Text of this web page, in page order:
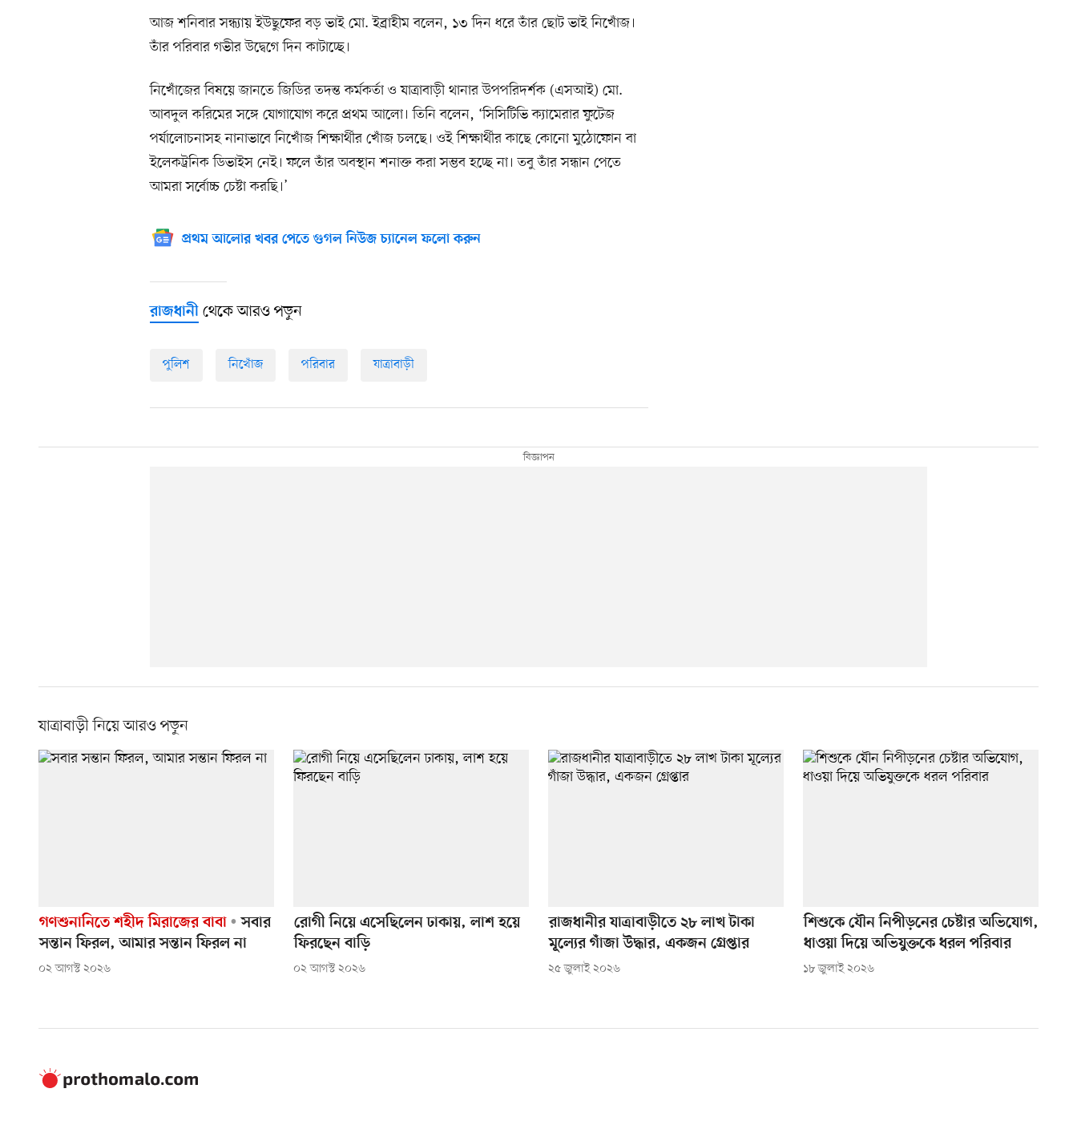
আজ শনিবার সন্ধ্যায় ইউছুফের বড় ভাই মো. ইব্রাহীম বলেন, ১৩ দিন ধরে তাঁর ছোট ভাই নিখোঁজ।
তাঁর পরিবার গভীর উদ্বেগে দিন কাটাচ্ছে।
নিখোঁজের বিষয়ে জানতে জিডির তদন্ত কর্মকর্তা ও যাত্রাবাড়ী থানার উপপরিদর্শক (এসআই) মো.
আবদুল করিমের সঙ্গে যোগাযোগ করে প্রথম আলো। তিনি বলেন, ‘সিসিটিভি ক্যামেরার ফুটেজ
পর্যালোচনাসহ নানাভাবে নিখোঁজ শিক্ষার্থীর খোঁজ চলছে। ওই শিক্ষার্থীর কাছে কোনো মুঠোফোন বা
ইলেকট্রনিক ডিভাইস নেই। ফলে তাঁর অবস্থান শনাক্ত করা সম্ভব হচ্ছে না। তবু তাঁর সন্ধান পেতে
আমরা সর্বোচ্চ চেষ্টা করছি।’
প্রথম আলোর খবর পেতে গুগল নিউজ চ্যানেল ফলো করুন
রাজধানী থেকে আরও পড়ুন
পুলিশ নিখোঁজ পরিবার যাত্রাবাড়ী
যাত্রাবাড়ী নিয়ে আরও পড়ুন
গণশুনানিতে শহীদ মিরাজের বাবা
সবার
সন্তান ফিরল, আমার সন্তান ফিরল না
০২ আগস্ট ২০২৬
রোগী নিয়ে এসেছিলেন ঢাকায়, লাশ হয়ে
ফিরছেন বাড়ি
০২ আগস্ট ২০২৬
রাজধানীর যাত্রাবাড়ীতে ২৮ লাখ টাকা
মূল্যের গাঁজা উদ্ধার, একজন গ্রেপ্তার
২৫ জুলাই ২০২৬
শিশুকে যৌন নিপীড়নের চেষ্টার অভিযোগ,
ধাওয়া দিয়ে অভিযুক্তকে ধরল পরিবার
১৮ জুলাই ২০২৬